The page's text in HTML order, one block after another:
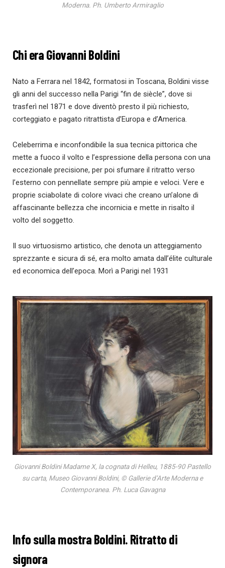
Moderna. Ph. Umberto Armiraglio
Chi era Giovanni Boldini
Nato a Ferrara nel 1842, formatosi in Toscana, Boldini visse
gli anni del successo nella Parigi “fin de siècle”, dove si
trasferì nel 1871 e dove diventò presto il più richiesto,
corteggiato e pagato ritrattista d’Europa e d’America.
Celeberrima e inconfondibile la sua tecnica pittorica che
mette a fuoco il volto e l’espressione della persona con una
eccezionale precisione, per poi sfumare il ritratto verso
l’esterno con pennellate sempre più ampie e veloci. Vere e
proprie sciabolate di colore vivaci che creano un’alone di
affascinante bellezza che incornicia e mette in risalto il
volto del soggetto.
Il suo virtuosismo artistico, che denota un atteggiamento
sprezzante e sicura di sé, era molto amata dall’élite culturale
ed economica dell’epoca. Morì a Parigi nel 1931
Giovanni Boldini Madame X, la cognata di Helleu, 1885-90 Pastello
su carta, Museo Giovanni Boldini, © Gallerie d’Arte Moderna e
Contemporanea. Ph. Luca Gavagna
Info sulla mostra Boldini. Ritratto di
signora